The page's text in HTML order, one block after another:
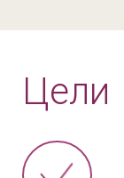
Цели